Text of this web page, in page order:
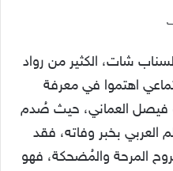
شات، الكثير من رواد
اهتموا في معرفة
فيصل العماني، حيث صُدم
العربي بخبر وفاته، فقد
المرحة والمُضحكة، فهو